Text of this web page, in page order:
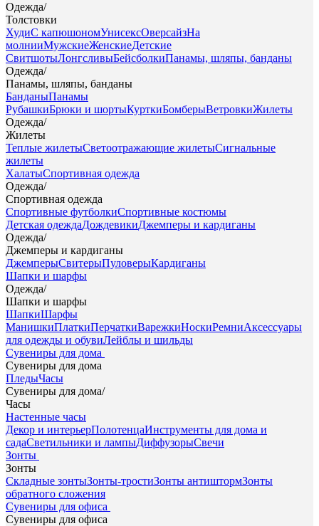
Одежда/
Толстовки
ХудиС капюшономУнисексОверсайзНа
молнииМужскиеЖенскиеДетские
СвитшотыЛонгсливыБейсболкиПанамы, шляпы, банданы
Одежда/
Панамы, шляпы, банданы
БанданыПанамы
РубашкиБрюки и шортыКурткиБомберыВетровкиЖилеты
Одежда/
Жилеты
Теплые жилетыСветоотражающие жилетыСигнальные
жилеты
ХалатыСпортивная одежда
Одежда/
Спортивная одежда
Спортивные футболкиСпортивные костюмы
Детская одеждаДождевикиДжемперы и кардиганы
Одежда/
Джемперы и кардиганы
ДжемперыСвитерыПуловерыКардиганы
Шапки и шарфы
Одежда/
Шапки и шарфы
ШапкиШарфы
МанишкиПлаткиПерчаткиВарежкиНоскиРемниАксессуары
для одежды и обувиЛейблы и шильды
Сувениры для дома
Сувениры для дома
ПледыЧасы
Сувениры для дома/
Часы
Настенные часы
Декор и интерьерПолотенцаИнструменты для дома и
садаСветильники и лампыДиффузорыСвечи
Зонты
Зонты
Складные зонтыЗонты-тростиЗонты антиштормЗонты
обратного сложения
Сувениры для офиса
Сувениры для офиса